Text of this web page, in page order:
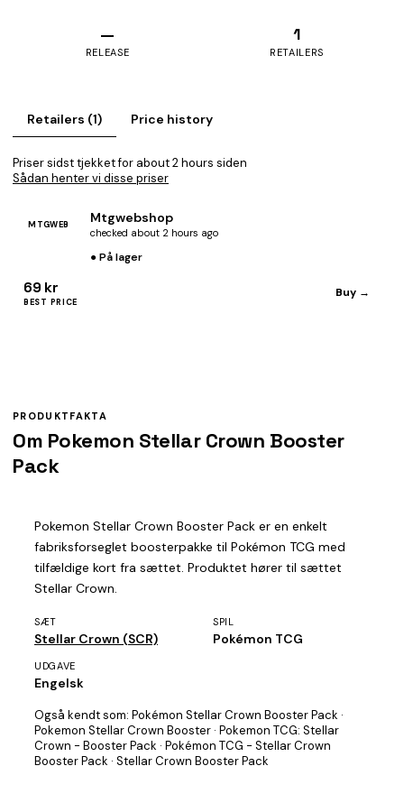
—
RELEASE
1
RETAILERS
Retailers (1) Price history
Priser sidst tjekket for about 2 hours siden
Sådan henter vi disse priser
MTGWEB Mtgwebshop
checked about 2 hours ago
● På lager
69 kr
BEST PRICE
Buy →
PRODUKTFAKTA
Om Pokemon Stellar Crown Booster
Pack
Pokemon Stellar Crown Booster Pack er en enkelt
fabriksforseglet boosterpakke til Pokémon TCG med
tilfældige kort fra sættet. Produktet hører til sættet
Stellar Crown.
SÆT
Stellar Crown (SCR)
SPIL
Pokémon TCG
UDGAVE
Engelsk
Også kendt som: Pokémon Stellar Crown Booster Pack ·
Pokemon Stellar Crown Booster · Pokemon TCG: Stellar
Crown - Booster Pack · Pokémon TCG - Stellar Crown
Booster Pack · Stellar Crown Booster Pack